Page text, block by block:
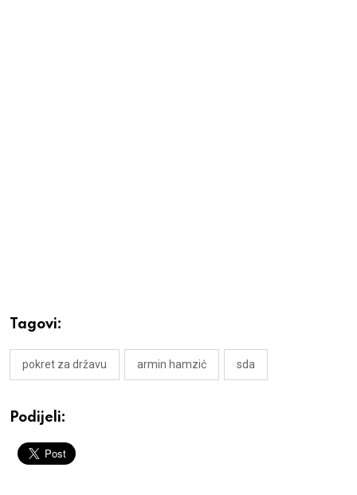
Tagovi:
pokret za državu armin hamzić sda
Podijeli: